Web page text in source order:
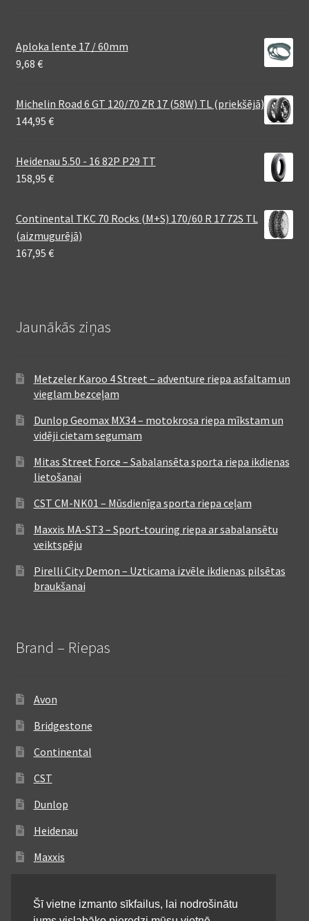
Aploka lente 17 / 60mm
9,68 €
Michelin Road 6 GT 120/70 ZR 17 (58W) TL (priekšējā)
144,95 €
Heidenau 5.50 - 16 82P P29 TT
158,95 €
Continental TKC 70 Rocks (M+S) 170/60 R 17 72S TL
(aizmugurējā)
167,95 €
Jaunākās ziņas
Metzeler Karoo 4 Street – adventure riepa asfaltam un
vieglam bezceļam
Dunlop Geomax MX34 – motokrosa riepa mīkstam un
vidēji cietam segumam
Mitas Street Force – Sabalansēta sporta riepa ikdienas
lietošanai
CST CM-NK01 – Mūsdienīga sporta riepa ceļam
Maxxis MA-ST3 – Sport-touring riepa ar sabalansētu
veiktspēju
Pirelli City Demon – Uzticama izvēle ikdienas pilsētas
braukšanai
Brand – Riepas
Avon
Bridgestone
Continental
CST
Dunlop
Heidenau
Maxxis
Michelin
Šī vietne izmanto sīkfailus, lai nodrošinātu